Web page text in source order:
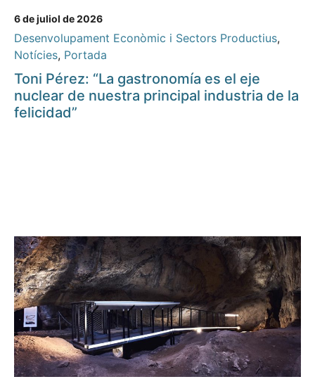
6 de juliol de 2026
Desenvolupament Econòmic i Sectors Productius,
Notícies, Portada
Toni Pérez: “La gastronomía es el eje
nuclear de nuestra principal industria de la
felicidad”